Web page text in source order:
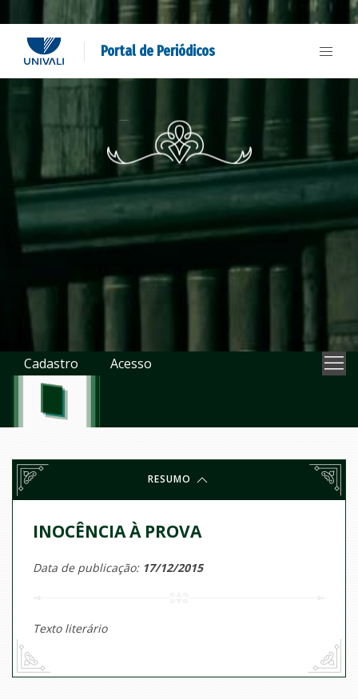
Portal de Periódicos
Cadastro Acesso
RESUMO
INOCÊNCIA À PROVA
Data de publicação: 17/12/2015
Texto literário